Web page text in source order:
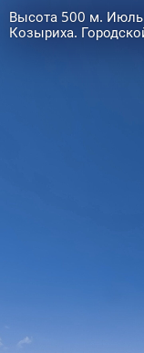
Высота 500 м. Июль
Козыриха.